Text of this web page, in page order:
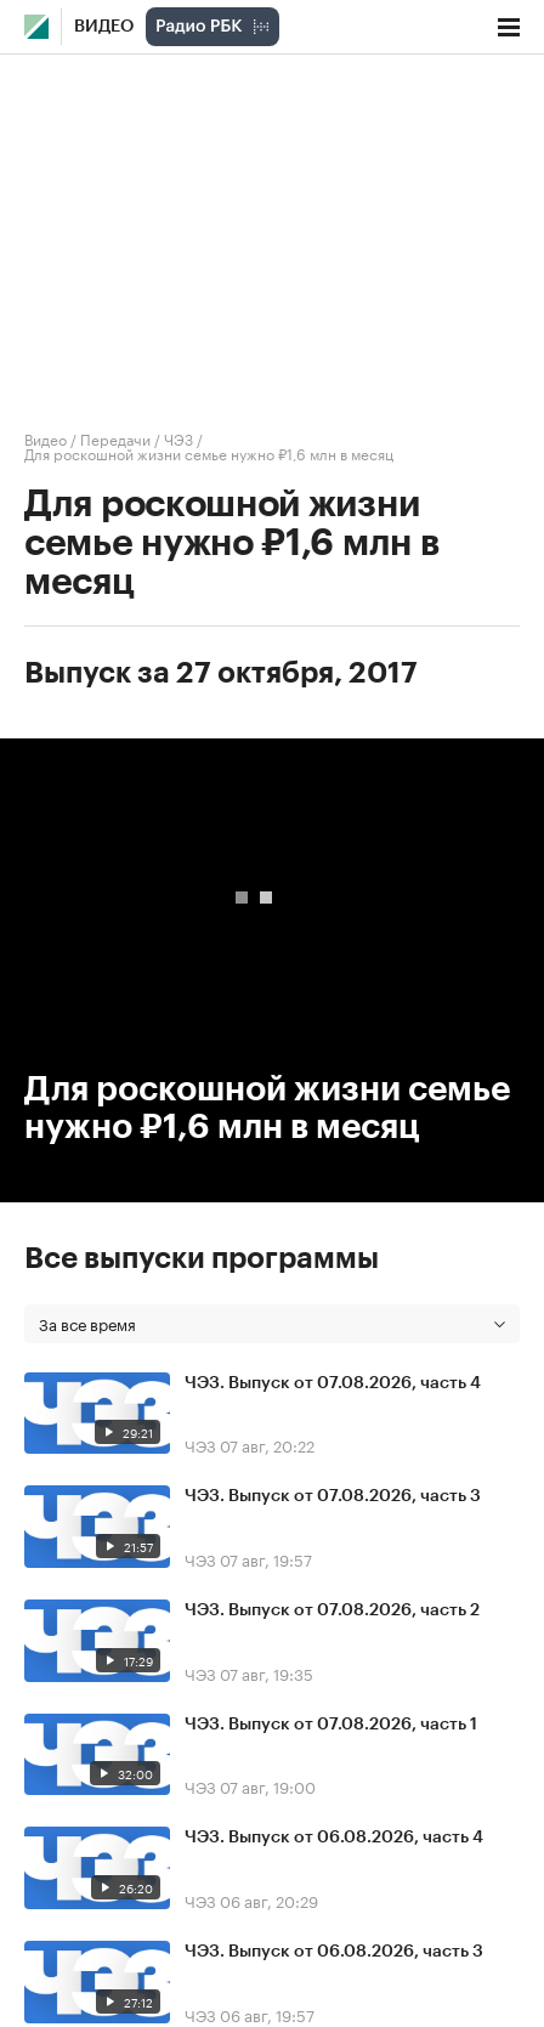
ВИДЕО
Видео / Передачи /ЧЭЗ /
Для роскошной жизни семье нужно ₽1,6 млн в месяц
Для роскошной жизни
семье нужно ₽1,6 млн в
месяц
Выпуск за 27 октября, 2017
Для роскошной жизни семье
нужно ₽1,6 млн в месяц
Все выпуски программы
За все время
29:21
ЧЭЗ. Выпуск от 07.08.2026, часть 4
ЧЭЗ 07 авг, 20:22
21:57
ЧЭЗ. Выпуск от 07.08.2026, часть 3
ЧЭЗ 07 авг, 19:57
17:29
ЧЭЗ. Выпуск от 07.08.2026, часть 2
ЧЭЗ 07 авг, 19:35
32:00
ЧЭЗ. Выпуск от 07.08.2026, часть 1
ЧЭЗ 07 авг, 19:00
26:20
ЧЭЗ. Выпуск от 06.08.2026, часть 4
ЧЭЗ 06 авг, 20:29
27:12
ЧЭЗ. Выпуск от 06.08.2026, часть 3
ЧЭЗ 06 авг, 19:57